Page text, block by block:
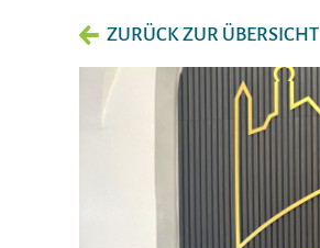
ZURÜCK ZUR ÜBERSICHT